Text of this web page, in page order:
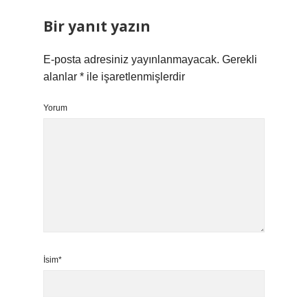
Bir yanıt yazın
E-posta adresiniz yayınlanmayacak. Gerekli
alanlar * ile işaretlenmişlerdir
Yorum
İsim*